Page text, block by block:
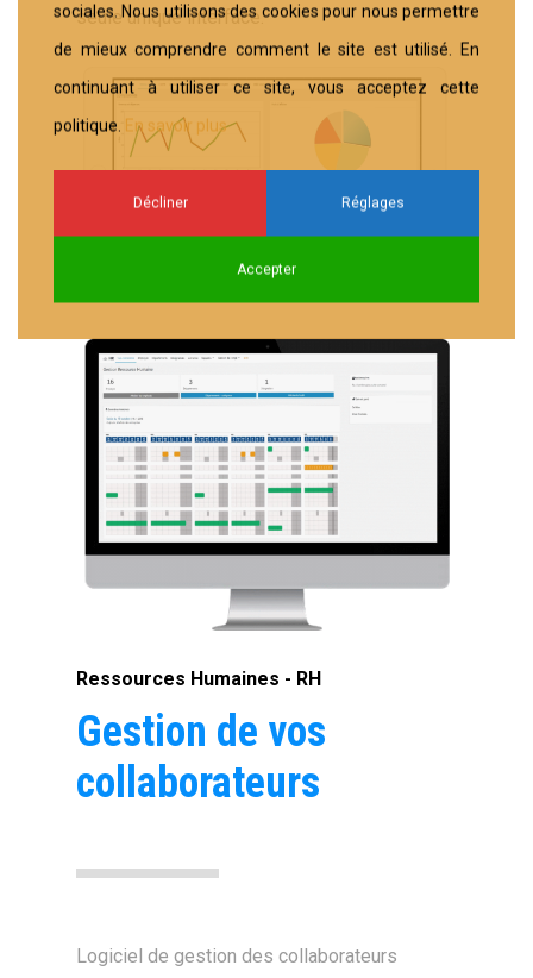
seule unique interface.
Ressources Humaines - RH
Gestion de vos
collaborateurs
Logiciel de gestion des collaborateurs
sociales. Nous utilisons des cookies pour nous permettre
de mieux comprendre comment le site est utilisé. En
continuant à utiliser ce site, vous acceptez cette
politique.
En savoir plus
Décliner Réglages
Accepter